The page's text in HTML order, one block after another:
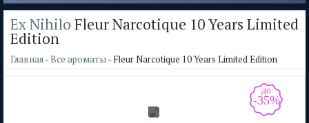
Ex Nihilo Fleur Narcotique 10 Years Limited
Edition
Главная- Все ароматы- Fleur Narcotique 10 Years Limited Edition
до
-35%